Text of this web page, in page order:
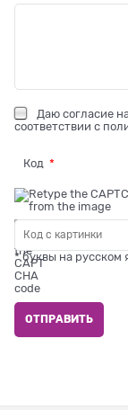
Даю согласие
соответствии с
Код
* буквы на русском